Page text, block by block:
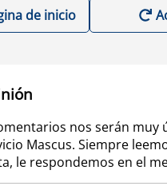
de inicio
nos serán muy
Mascus. Siempre
le respondemos en el